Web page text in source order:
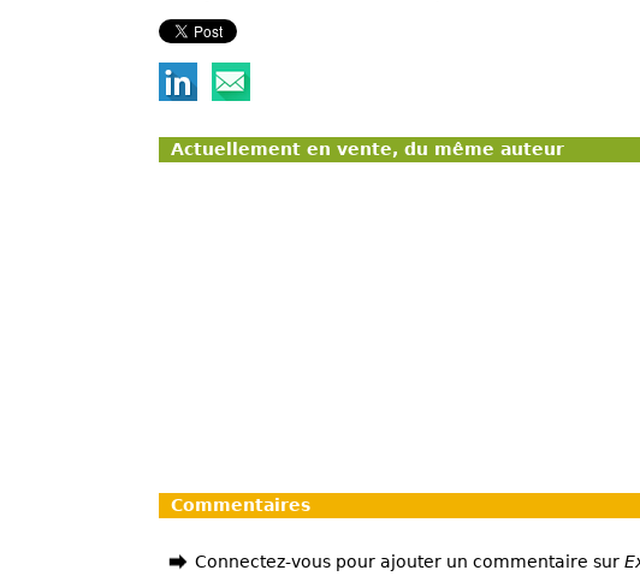
Actuellement en vente, du même auteur
Commentaires
Connectez-vous pour ajouter un commentaire sur